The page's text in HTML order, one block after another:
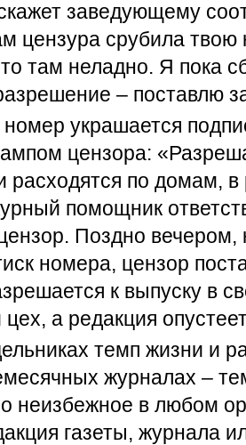
заведующему
цензура срубила
там неладно. Я пока
– поставлю
украшается
цензора:
расходятся по домам,
помощник
Поздно вечером,
номера, цензор
к выпуску в
а редакция
темп жизни и
журналах –
неизбежное в любом
газеты, журнала